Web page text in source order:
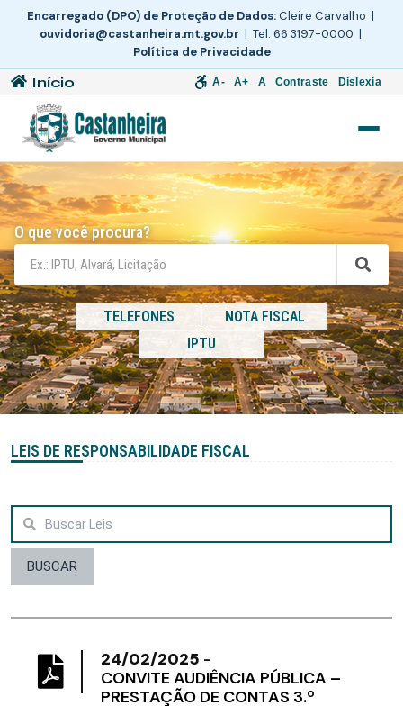
Encarregado (DPO) de Proteção de Dados:Cleire Carvalho |
ouvidoria@castanheira.mt.gov.br | Tel. 66 3197-0000 |
Política de Privacidade
Início A- A+ A Contraste Dislexia
O que você procura?
TELEFONES
NOTA FISCAL
IPTU
LEIS DE RESPONSABILIDADE FISCAL
BUSCAR
24/02/2025 -
​CONVITE AUDIÊNCIA PÚBLICA –
PRESTAÇÃO DE CONTAS 3.º